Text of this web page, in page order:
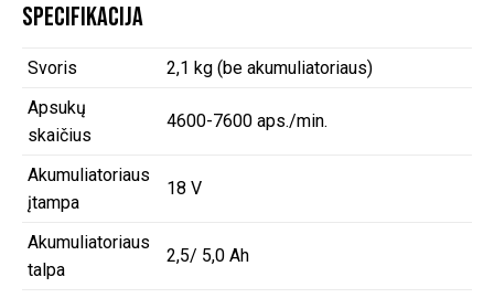
Specifikacija
Svoris
2,1 kg (be akumuliatoriaus)
Apsukų
skaičius
4600-7600 aps./min.
Akumuliatoriaus
įtampa
18 V
Akumuliatoriaus
talpa
2,5/ 5,0 Ah